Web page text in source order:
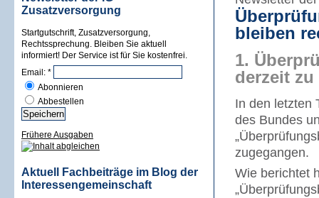
Zusatzversorgung
Startgutschrift, Zusatzversorgung,
Rechtssprechung. Bleiben Sie aktuell
informiert! Der Service ist für Sie kostenfrei.
Email: *
Abonnieren
Abbestellen
Frühere Ausgaben
Aktuell Fachbeiträge im Blog der
Interessengemeinschaft
bleiben
1.
derzeit zu
In den letzten
des Bundes
zugegangen.
Wie berichtet